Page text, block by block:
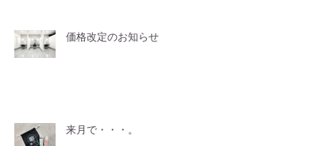
価格改定のお知らせ
来月で・・・。